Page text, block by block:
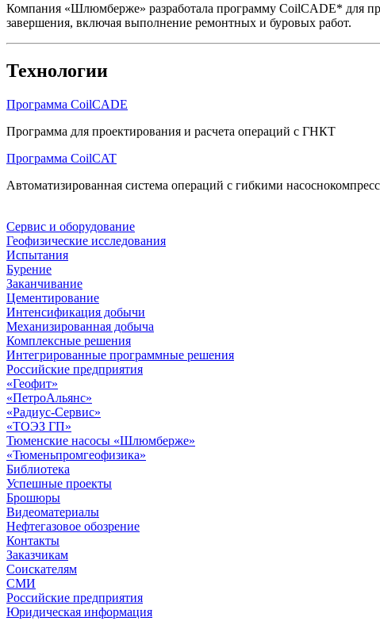
Компания «Шлюмберже» разработала программу CoilCADE* для
завершения, включая выполнение ремонтных и буровых работ.
Технологии
Программа CoilCADE
Программа для проектирования и расчета операций с ГНКТ
Программа CoilCAT
Автоматизированная система операций с гибкими
Сервис и оборудование
Геофизические исследования
Испытания
Бурение
Заканчивание
Цементирование
Интенсификация добычи
Механизированная добыча
Комплексные решения
Интегрированные программные решения
Российские предприятия
«Геофит»
«ПетроАльянс»
«Радиус-Сервис»
«ТОЭЗ ГП»
Тюменские насосы «Шлюмберже»
«Тюменьпромгеофизика»
Библиотека
Успешные проекты
Брошюры
Видеоматериалы
Нефтегазовое обозрение
Контакты
Заказчикам
Соискателям
СМИ
Российские предприятия
Юридическая информация